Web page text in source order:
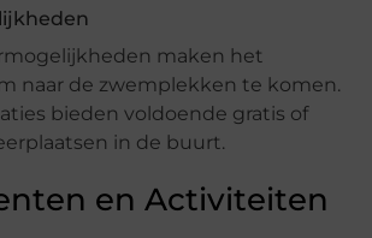
maken het
naar de zwemplekken te komen.
bieden voldoende gratis of
in de buurt.
en Activiteiten